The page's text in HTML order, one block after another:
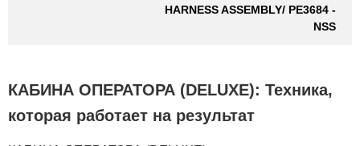
HARNESS ASSEMBLY/ PE3684 -
NSS
КАБИНА ОПЕРАТОРА (DELUXE): Техника,
которая работает на результат